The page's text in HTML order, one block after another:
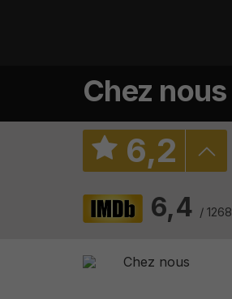
Chez nous
6,2
6,4 / 1268